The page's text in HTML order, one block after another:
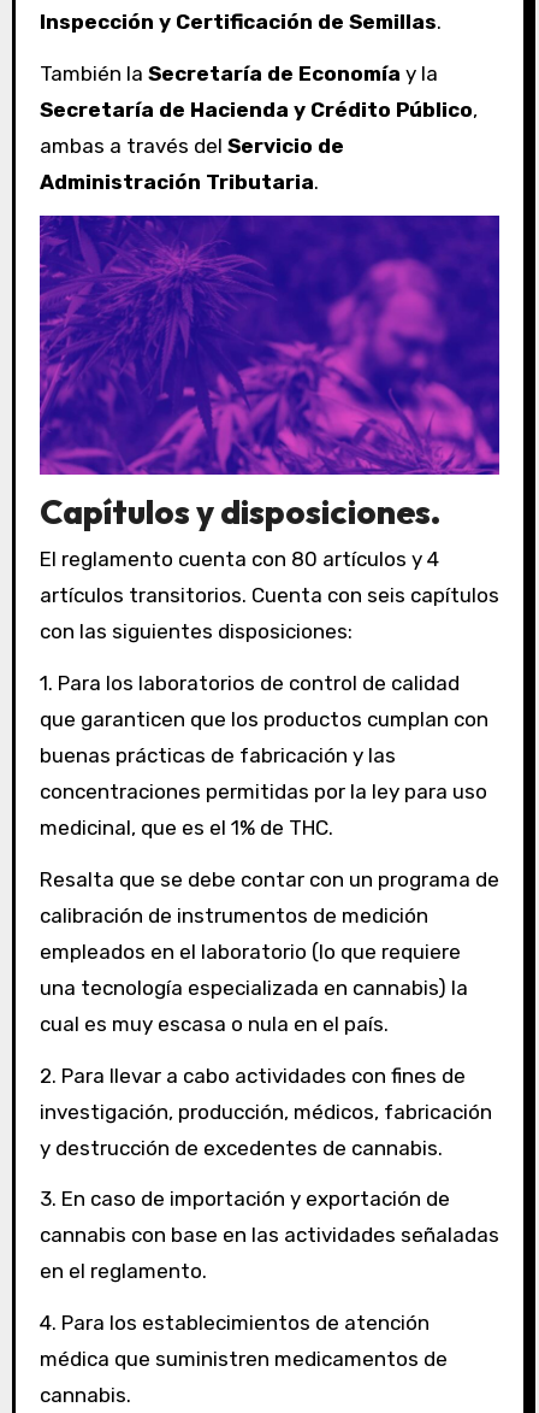
Inspección y Certificación de Semillas.
También la Secretaría de Economía y la
Secretaría de Hacienda y Crédito Público,
ambas a través del Servicio de
Administración Tributaria.
Capítulos y disposiciones.
El reglamento cuenta con 80 artículos y 4
artículos transitorios. Cuenta con seis capítulos
con las siguientes disposiciones:
1. Para los laboratorios de control de calidad
que garanticen que los productos cumplan con
buenas prácticas de fabricación y las
concentraciones permitidas por la ley para uso
medicinal, que es el 1% de THC.
Resalta que se debe contar con un programa de
calibración de instrumentos de medición
empleados en el laboratorio (lo que requiere
una tecnología especializada en cannabis) la
cual es muy escasa o nula en el país.
2. Para llevar a cabo actividades con fines de
investigación, producción, médicos, fabricación
y destrucción de excedentes de cannabis.
3. En caso de importación y exportación de
cannabis con base en las actividades señaladas
en el reglamento.
4. Para los establecimientos de atención
médica que suministren medicamentos de
cannabis.